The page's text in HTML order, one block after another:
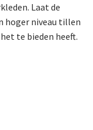
Laat de
hoger niveau tillen
te bieden heeft.